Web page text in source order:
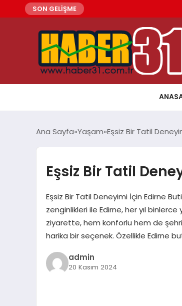
SON GELİŞME
Ana Sayfa Yaşam Eşsiz Bir Tatil
Eşsiz Bir Tatil
Eşsiz Bir Tatil Deneyimi İçin Edirne
zenginlikleri ile Edirne, her yıl
ziyarette, hem konforlu hem de
harika bir seçenek. Özellikle Edirne
admin
20 Kasım 2024